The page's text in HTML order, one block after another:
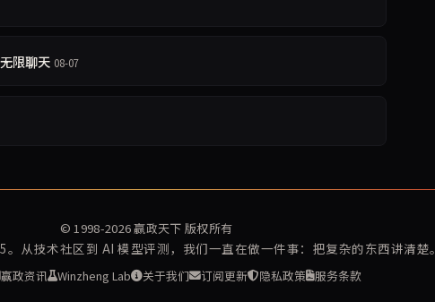
限聊天 08-07
© 1998-2026赢政天下 版权所有
从技术社区到 AI 模型评测，我们一直在做一件事：把复杂的东西讲清楚。
赢政资讯 Winzheng Lab 关于我们 订阅更新 隐私政策 服务条款